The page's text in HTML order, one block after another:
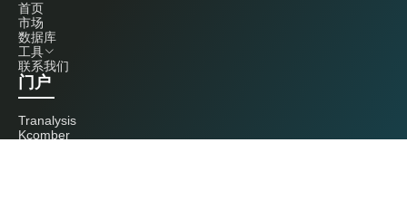
首页
市场
数据库
工具
联系我们
门户
Tranalysis
Kcomber